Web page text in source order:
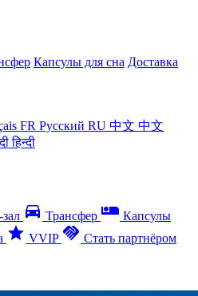
Капсулы для сна Доставка
FR Русский RU 中文 中文
हिन्दी
directions_car Трансфер airline_seat_individual_suite Капсулы
star VVIP handshake Стать партнёром